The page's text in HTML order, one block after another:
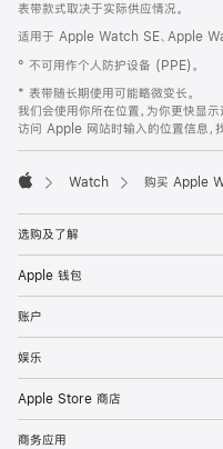
页
页
脚
注
表带款式取决于实际供应情况。
适用于 Apple Watch SE、Apple
° 不可用作个人防护设备 (PPE)。
* 表带随长期使用可能略微变长。
我们会使用你所在位置，为你更快显
访问 Apple 网站时输入的位置信息，
Watch 购买 Apple
选购及了解
Apple 钱包
账户
娱乐
Apple Store 商店
商务应用